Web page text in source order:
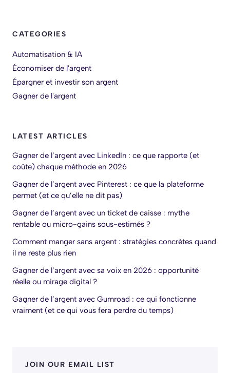
CATEGORIES
Automatisation & IA
Économiser de l'argent
Épargner et investir son argent
Gagner de l'argent
LATEST ARTICLES
Gagner de l’argent avec LinkedIn : ce que rapporte (et
coûte) chaque méthode en 2026
Gagner de l’argent avec Pinterest : ce que la plateforme
permet (et ce qu’elle ne dit pas)
Gagner de l’argent avec un ticket de caisse : mythe
rentable ou micro-gains sous-estimés ?
Comment manger sans argent : stratégies concrètes quand
il ne reste plus rien
Gagner de l’argent avec sa voix en 2026 : opportunité
réelle ou mirage digital ?
Gagner de l’argent avec Gumroad : ce qui fonctionne
vraiment (et ce qui vous fera perdre du temps)
JOIN OUR EMAIL LIST